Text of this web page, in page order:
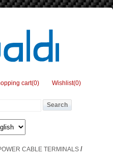
cart(0) Wishlist(0)
CABLE TERMINALS /